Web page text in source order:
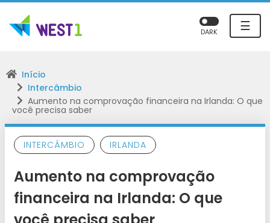
☰
DARK
Início
Intercâmbio
Aumento na comprovação financeira na Irlanda: O que
você precisa saber
INTERCÂMBIO IRLANDA
Aumento na comprovação
financeira na Irlanda: O que